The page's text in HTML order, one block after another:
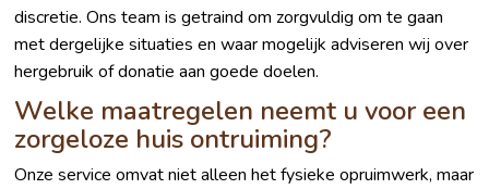
discretie. Ons team is getraind om zorgvuldig om te gaan
met dergelijke situaties en waar mogelijk adviseren wij over
hergebruik of donatie aan goede doelen.
Welke maatregelen neemt u voor een
zorgeloze huis ontruiming?
Onze service omvat niet alleen het fysieke opruimwerk, maar